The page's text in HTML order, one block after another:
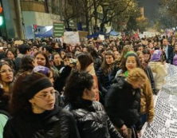
provee biodiversidad, y a
abajo. Viaje en barco de
bonaerense, para conocer
productores, docentes,
resisten otra avanzada
Por Francisco Pandolfi
Descargar la Mu en